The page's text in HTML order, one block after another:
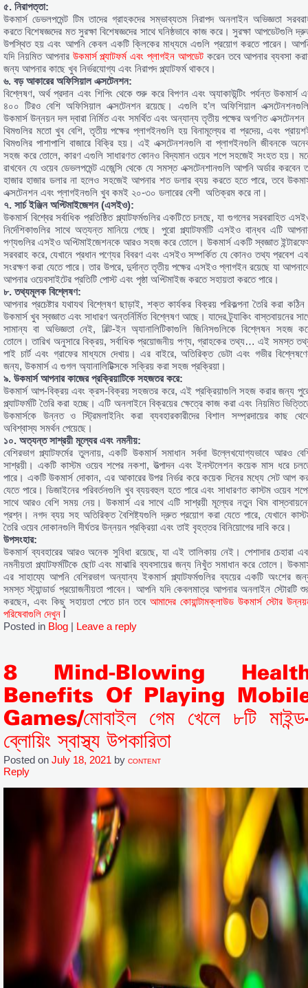
৫. নিরাপত্তা:
উকমার্স ডেভলপমেন্ট টিম তাদের গ্রাহকদের সম্ভাব্যতম নিরাপদ অনলাইন অভিজ্ঞতা
করতে বিশেষজ্ঞদের মত সুরক্ষা বিশেষজ্ঞদের সাথে ঘনিষ্ঠভাবে কাজ করে। সুরক্ষা আপডেটগুলি
উপস্থিত হয় এবং আপনি কেবল একটি ক্লিকের মাধ্যমে এগুলি প্রয়োগ করতে পারেন।
যদি নিয়মিত আপনার উকমার্স প্ল্যাটফর্ম এবং প্লাগইন আপডেটকরেন তবে আপনার ব্যবসা
জন্য আপনার কাছে খুব নির্ভরযোগ্য এবং নিরাপদ প্ল্যাটফর্ম থাকবে।
৬. বড় আকারের অফিসিয়াল এক্সটেনশন:
বিশ্লেষণ, অর্থ প্রদান এবং শিপিং থেকে শুরু করে বিপণন এবং অ্যাকাউন্টিং পর্যন্ত উকমার্স
৪০০ টিরও বেশি অফিসিয়াল এক্সটেনশন রয়েছে। এগুলি হ’ল অফিশিয়াল
উকমার্স উন্নয়ন দল দ্বারা নির্মিত এবং সমর্থিত এবং অন্যান্য তৃতীয় পক্ষের অগণিত
থিমগুলির মতো খুব বেশি, তৃতীয় পক্ষের প্লাগইনগুলি হয় বিনামূল্যের বা প্রদেয়, এবং
থিমগুলির পাশাপাশি বাজারে বিক্রি হয়। এই এক্সটেনশনগুলি বা প্লাগইনগুলি জীবনকে
সহজ করে তোলে, কারণ এগুলি সাধারণত কোনও বিদ্যমান ওয়েব শপে সহজেই সংহত হয়।
রাখবেন যে ওয়েব ডেভলপমেন্ট এজেন্সি থেকে যে সমস্ত এক্সটেনশানগুলি আপনি অর্ডার করবেন
হাজার হাজার ডলার না হলেও সহজেই আপনার শত ডলার ব্যয় করতে হতে পারে, তবে
এক্সটেনশন এবং প্লাগইনগুলি খুব কমই ২০-৩০ ডলারের বেশী অতিক্রম করে না।
৭. সার্চ ইঞ্জিন অপ্টিমাইজেশন (এসইও):
উকমার্স বিশ্বের সর্বাধিক প্রতিষ্ঠিত প্ল্যাটফর্মগুলির একটিতে চলছে, যা গুগলের সরবরাহিত
নির্দেশিকাগুলির সাথে অত্যন্ত মানিয়ে গেছে। পুরো প্ল্যাটফর্মটি এসইও বান্ধব এটি
পণ্যগুলির এসইও অপ্টিমাইজেশনকে আরও সহজ করে তোলে। উকমার্স একটি স্বজ্ঞাত
সরবরাহ করে, যেখানে প্রধান পণ্যের বিবরণ এবং এসইও সম্পর্কিত যে কোনও তথ্য প্রবেশ
সংরক্ষণ করা যেতে পারে। তার উপরে, দুর্দান্ত তৃতীয় পক্ষের এসইও প্লাগইন রয়েছে যা
আপনার ওয়েবসাইটের প্রতিটি পোস্ট এবং পৃষ্ঠা অপ্টিমাইজ করতে সহায়তা করতে পারে।
৮. তথ্যমূলক বিশ্লেষণ:
আপনার প্রচেষ্টার যথাযথ বিশ্লেষণ ছাড়াই, শক্ত কার্যকর বিক্রয় পরিকল্পনা তৈরি করা
উকমার্স খুব স্বজ্ঞাত এবং সাধারণ অন্তর্নির্মিত বিশ্লেষণ আছে। যাদের ট্র্যাকিং বাস্তবায়নের
সামান্য বা অভিজ্ঞতা নেই, বিল্ট-ইন অ্যানালিটিকাগুলি জিনিসগুলিকে বিশ্লেষন সহজ
তোলে। তারিখ অনুসারে বিক্রয়, সর্বাধিক প্রয়োজনীয় পণ্য, গ্রাহকের তথ্য… এই সমস্ত
পাই চার্ট এবং গ্রাফের মাধ্যমে দেখায়। এর বাইরে, অতিরিক্ত ডেটা এবং গভীর
জন্য, উকমার্স এ গুগল অ্যানালিটিক্সকে সক্রিয় করা সহজ প্রক্রিয়া।
৯. উকমার্স আপনার কাজের প্রক্রিয়াটিকে সহজতর করে:
উকমার্স আপ-বিক্রয় এবং ক্রস-বিক্রয় সহজতর করে, এই প্রক্রিয়াগুলি সহজ করার জন্য
প্ল্যাটফর্মটি তৈরি করা হচ্ছে। এটি অনলাইনে বিক্রয়ের ক্ষেত্রে কাজ করা এবং নিয়মিত
উকমার্সকে উন্নত ও স্ট্রিমলাইনিং করা ব্যবহারকারীদের বিশাল সম্প্রদায়ের কাছ
অবিশ্বাস্য সমর্থন পেয়েছে।
১০. অত্যন্ত সাশ্রয়ী মূল্যের এবং নমনীয়:
বেশিরভাগ প্ল্যাটফর্মের তুলনায়, একটি উকমার্স সমাধান সর্বদা উল্লেখযোগ্যভাবে আরও
সাশ্রয়ী। একটি কাস্টম ওয়েব শপের নকশা, উত্পাদন এবং ইনস্টলেশন কয়েক মাস ধরে
পারে। একটি উকমার্স দোকান, এর আকারের উপর নির্ভর করে কয়েক দিনের মধ্যে সেট আপ
যেতে পারে। ডিজাইনের পরিবর্তনগুলি খুব ব্যয়বহুল হতে পারে এবং সাধারণত কাস্টম ওয়েব
সাথে আরও বেশি সময় নেয়। উকমার্স এর সাথে এটি সাশ্রয়ী মূল্যের নতুন থিম
প্রশ্ন। নগদ ব্যয় সহ অতিরিক্ত বৈশিষ্ট্যগুলি দ্রুত প্রয়োগ করা যেতে পারে, যেখানে
তৈরি ওয়েব দোকানগুলি দীর্ঘতর উন্নয়ন প্রক্রিয়া এবং তাই বৃহত্তর বিনিয়োগের দাবি করে।
উপসংহার:
উকমার্স ব্যবহারের আরও অনেক সুবিধা রয়েছে, যা এই তালিকায় নেই। পেশাদার চেহারা
নমনীয়তা প্ল্যাটফর্মটিকে ছোট এবং মাঝারি ব্যবসায়ের জন্য নিখুঁত সমাধান করে তোলে।
এর সাহায্যে আপনি বেশিরভাগ অন্যান্য ইকমার্স প্ল্যাটফর্মগুলির ব্যয়ের একটি অংশের
সমস্ত স্ট্যান্ডার্ড প্রয়োজনীয়তা পাবেন। আপনি যদি কেবলমাত্র আপনার অনলাইন স্টোরটি
করছেন, এবং কিছু সহায়তা পেতে চান তবে আমাদের কোয়ান্টামক্লাউড উকমার্স স্টোর
পরিষেবাগুলি দেখুন l
Posted in Blog | Leave a reply
8 Mind-Blowing
Benefits Of Playing
Games/মোবাইল গেম খেলে ৮টি
ব্লোয়িং স্বাস্থ্য উপকারিতা
Posted on July 18, 2021 by CONTENT
Reply